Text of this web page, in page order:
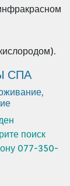
СПА
поиск
077-350-